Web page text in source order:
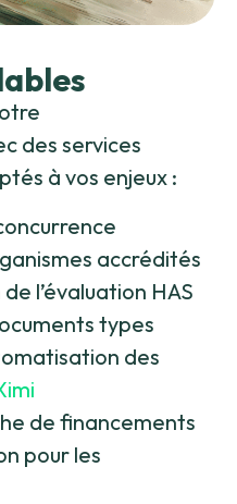
des services
à vos enjeux :
accrédités
l’évaluation HAS
types
des
de financements
pour les